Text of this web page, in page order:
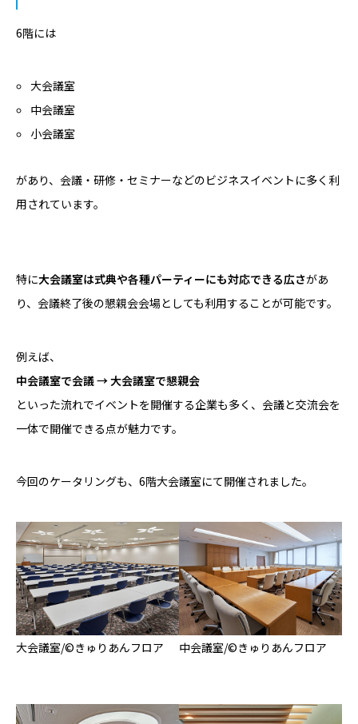
6階には
大会議室
中会議室
小会議室
があり、会議・研修・セミナーなどのビジネスイベントに多く利
用されています。
特に大会議室は式典や各種パーティーにも対応できる広さがあ
り、会議終了後の懇親会会場としても利用することが可能です。
例えば、
中会議室で会議 → 大会議室で懇親会
といった流れでイベントを開催する企業も多く、会議と交流会を
一体で開催できる点が魅力です。
今回のケータリングも、6階大会議室にて開催されました。
大会議室/©きゅりあんフロア 中会議室/©きゅりあんフロア